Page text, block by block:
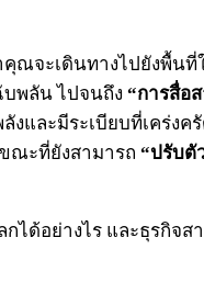
คุณจะเดินทางไปยังพื้น
พลัน ไปจนถึง “การสื่อ
งและมีระเบียบที่เคร่ง
ณะที่ยังสามารถ “ปรับตั
กได้อย่างไร และธุรกิจ